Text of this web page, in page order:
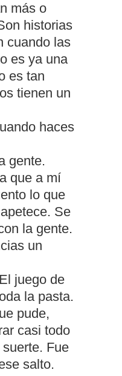
más o
historias
cuando las
es ya una
es tan
tienen un
haces
gente.
que a mí
lo que
Se
la gente.
un
juego de
la pasta.
pude,
casi todo
Fue
salto.